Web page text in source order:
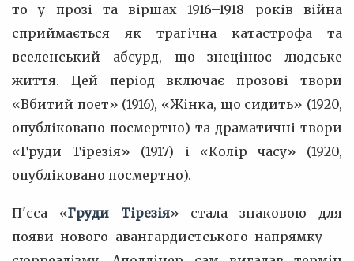
то у прозі та віршах 1916–1918 років війна
сприймається як трагічна катастрофа та
вселенський абсурд, що знецінює людське
життя. Цей період включає прозові твори
«Вбитий поет» (1916), «Жінка, що сидить» (1920,
опубліковано посмертно) та драматичні твори
«Груди Тірезія» (1917) і «Колір часу» (1920,
опубліковано посмертно).
П'єса «Груди Тірезія» стала знаковою для
появи нового авангардистського напрямку —